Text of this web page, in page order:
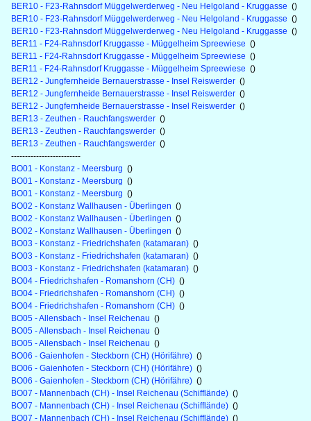
BER10 - F23-Rahnsdorf Müggelwerderweg - Neu Helgoland - Kruggasse ()
BER10 - F23-Rahnsdorf Müggelwerderweg - Neu Helgoland - Kruggasse ()
BER10 - F23-Rahnsdorf Müggelwerderweg - Neu Helgoland - Kruggasse ()
BER11 - F24-Rahnsdorf Kruggasse - Müggelheim Spreewiese ()
BER11 - F24-Rahnsdorf Kruggasse - Müggelheim Spreewiese ()
BER11 - F24-Rahnsdorf Kruggasse - Müggelheim Spreewiese ()
BER12 - Jungfernheide Bernauerstrasse - Insel Reiswerder ()
BER12 - Jungfernheide Bernauerstrasse - Insel Reiswerder ()
BER12 - Jungfernheide Bernauerstrasse - Insel Reiswerder ()
BER13 - Zeuthen - Rauchfangswerder ()
BER13 - Zeuthen - Rauchfangswerder ()
BER13 - Zeuthen - Rauchfangswerder ()
-------------------------
BO01 - Konstanz - Meersburg ()
BO01 - Konstanz - Meersburg ()
BO01 - Konstanz - Meersburg ()
BO02 - Konstanz Wallhausen - Überlingen ()
BO02 - Konstanz Wallhausen - Überlingen ()
BO02 - Konstanz Wallhausen - Überlingen ()
BO03 - Konstanz - Friedrichshafen (katamaran) ()
BO03 - Konstanz - Friedrichshafen (katamaran) ()
BO03 - Konstanz - Friedrichshafen (katamaran) ()
BO04 - Friedrichshafen - Romanshorn (CH) ()
BO04 - Friedrichshafen - Romanshorn (CH) ()
BO04 - Friedrichshafen - Romanshorn (CH) ()
BO05 - Allensbach - Insel Reichenau ()
BO05 - Allensbach - Insel Reichenau ()
BO05 - Allensbach - Insel Reichenau ()
BO06 - Gaienhofen - Steckborn (CH) (Hörifähre) ()
BO06 - Gaienhofen - Steckborn (CH) (Hörifähre) ()
BO06 - Gaienhofen - Steckborn (CH) (Hörifähre) ()
BO07 - Mannenbach (CH) - Insel Reichenau (Schifflände) ()
BO07 - Mannenbach (CH) - Insel Reichenau (Schifflände) ()
BO07 - Mannenbach (CH) - Insel Reichenau (Schifflände) ()